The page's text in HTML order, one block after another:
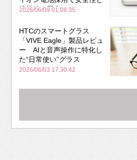
携帯性を両立
2026/06/09 01:08:35
HTCのスマートグラス
「VIVE Eagle」製品レビュ
ー AIと音声操作に特化し
た“日常使い”グラス
2026/06/03 17:30:42